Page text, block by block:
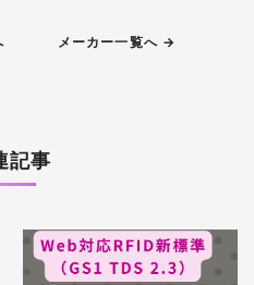
メーカー一覧へ →
記事